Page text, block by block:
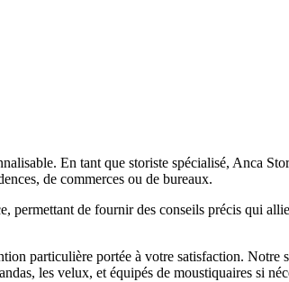
En tant que storiste spécialisé, Anca
de commerces ou de bureaux.
permettant de fournir des conseils précis qui
particulière portée à votre satisfaction. Notre
les velux, et équipés de moustiquaires si